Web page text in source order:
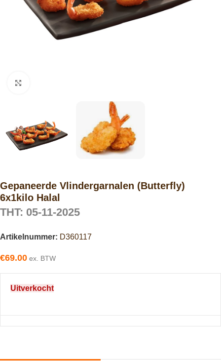
Gepaneerde Vlindergarnalen (Butterfly)
6x1kilo Halal
THT: 05-11-2025
Artikelnummer: D360117
€69.00 ex. BTW
Uitverkocht